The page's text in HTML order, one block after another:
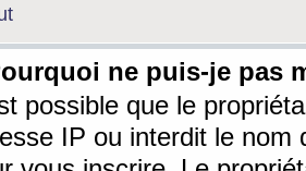
ne puis-je pas
possible que le
IP ou interdit le nom